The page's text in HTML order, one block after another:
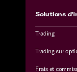
Solutions
Trading
Trading sur
Frais et